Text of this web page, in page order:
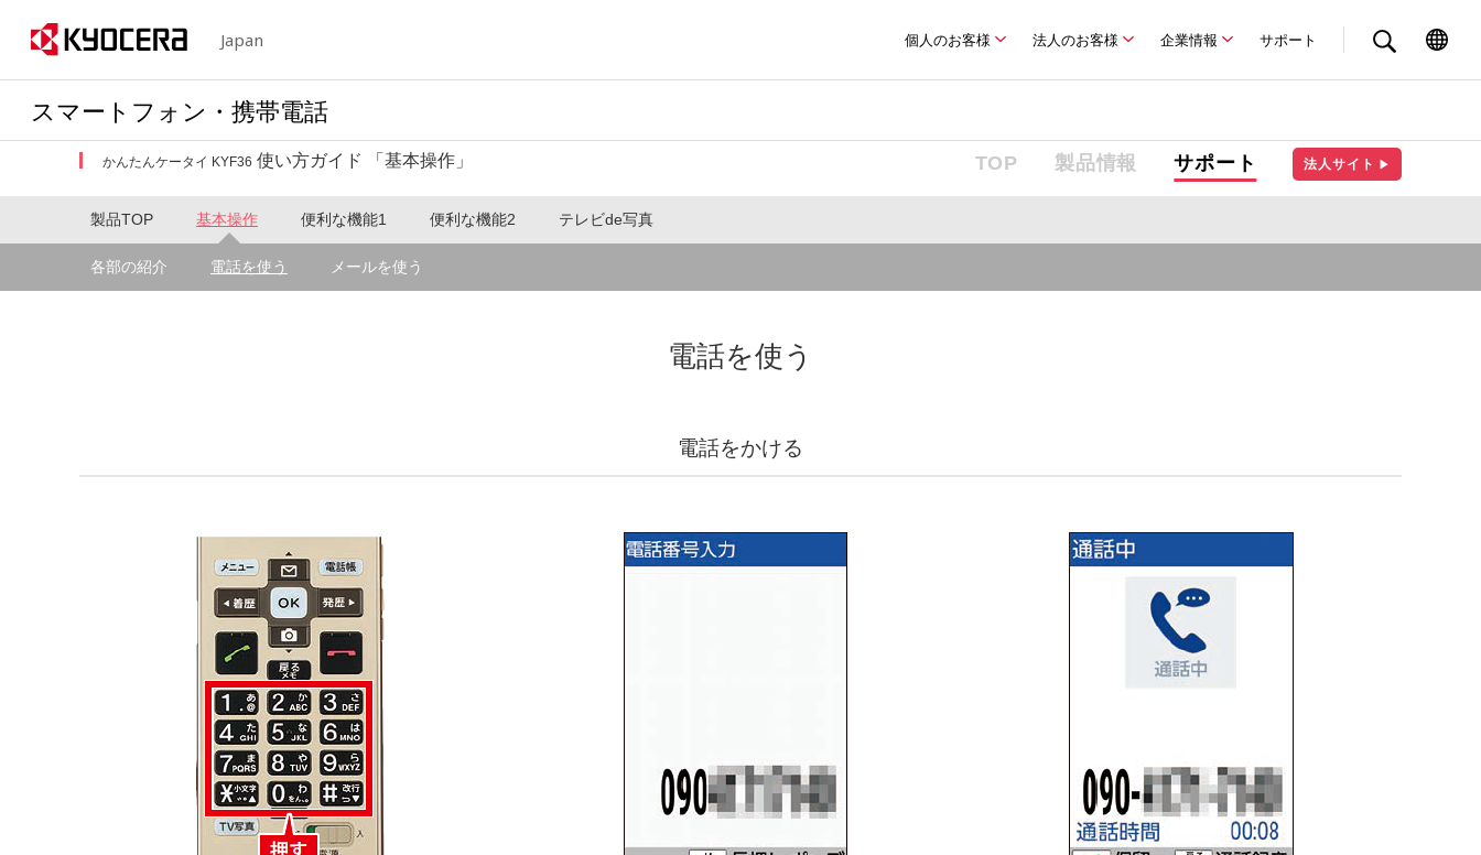
Japan 個人のお客様 法人のお客様 企業情報 サポート
スマートフォン・携帯電話
TOP 製品情報 サポート 法人サイト ▶
かんたんケータイ KYF36 使い方ガイド 「基本操作」
製品TOP 基本操作 便利な機能1 便利な機能2 テレビde写真
各部の紹介 電話を使う メールを使う
電話を使う
電話をかける